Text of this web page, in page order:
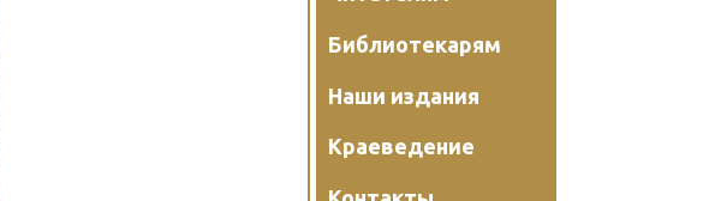
Библиотекарям
Наши издания
Краеведение